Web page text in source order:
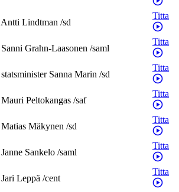
Antti Lindtman /sd
Titta
Sanni Grahn-Laasonen /saml
Titta
statsminister Sanna Marin /sd
Titta
Mauri Peltokangas /saf
Titta
Matias Mäkynen /sd
Titta
Janne Sankelo /saml
Titta
Jari Leppä /cent
Titta